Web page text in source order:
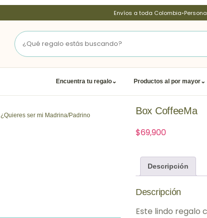
Envíos a toda Colombia•
Encuentra tu regalo⌄ Productos al por mayor⌄
¿Quieres ser mi Madrina/Padrino
Box CoffeeMa
$69,900
Descripción
Descripción
Este lindo regalo